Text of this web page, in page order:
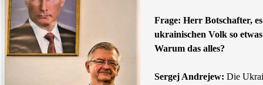
Frage: Herr Botschafter,
ukrainischen Volk so
Warum das alles?
Sergej Andrejew: Die